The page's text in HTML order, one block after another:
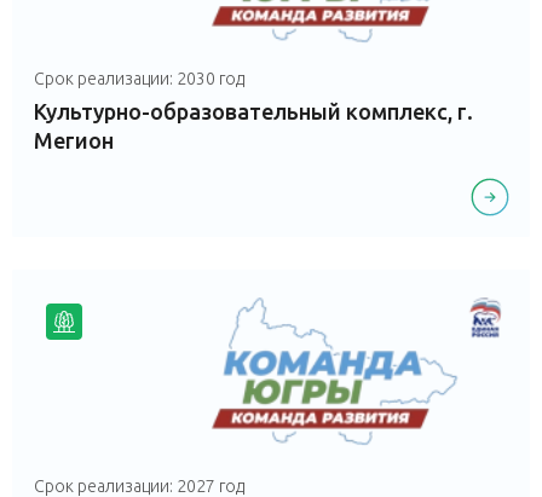
Срок реализации: 2030 год
Культурно-образовательный комплекс, г.
Мегион
Срок реализации: 2027 год